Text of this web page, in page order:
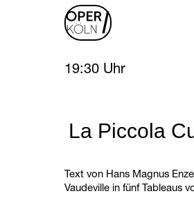
La Piccola
Text von Hans Magnus
Vaudeville in fünf Tableaus
Saturday, 30 January
19:30 Uhr
oper